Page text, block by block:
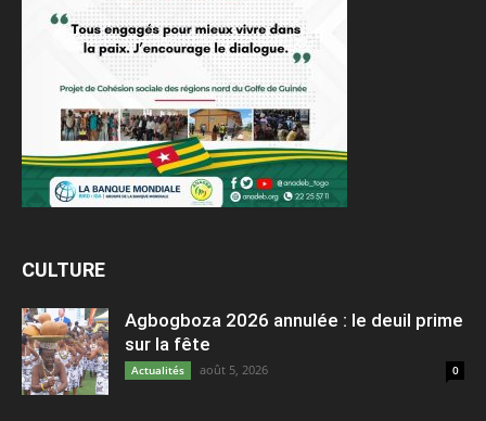
CULTURE
Agbogboza 2026 annulée : le deuil prime
sur la fête
Actualités août 5, 2026 0